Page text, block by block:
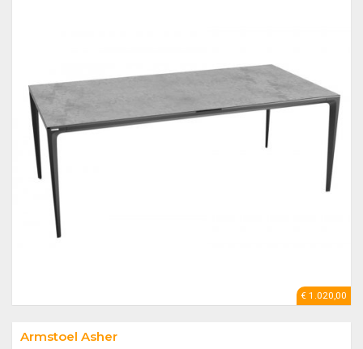
€ 1.020,00
Armstoel Asher